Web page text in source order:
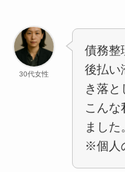
30代女性
債務整
後払い
き落と
こんな
ました
※個人